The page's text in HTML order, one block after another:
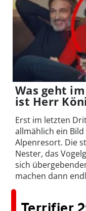
Was geht
ist Herr
Erst im letzten
allmählich ein
Alpenresort. Die
Nester, das
sich
machen dann